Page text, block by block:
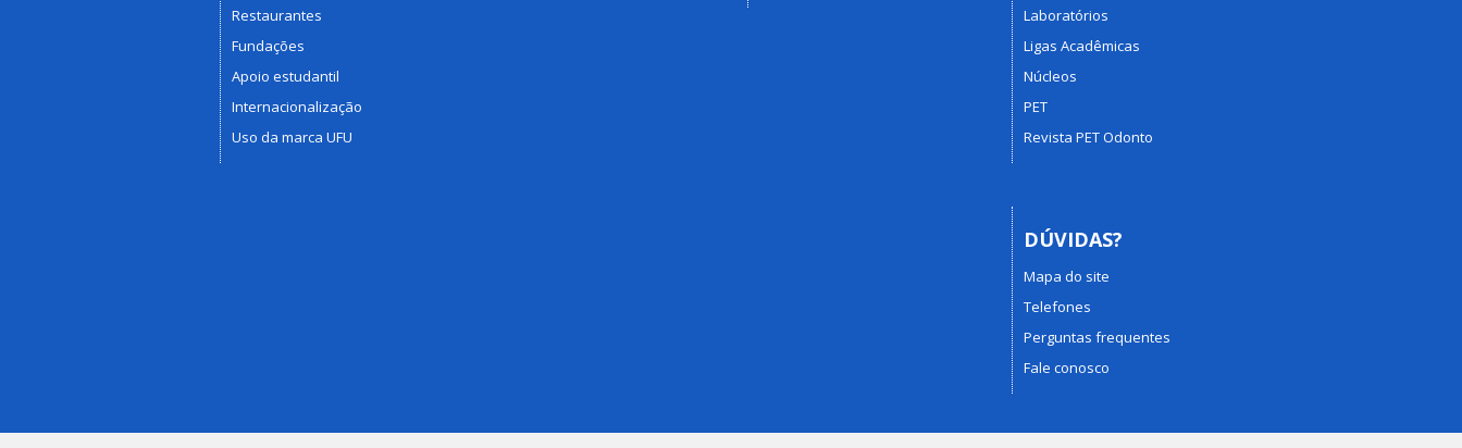
Restaurantes
Fundações
Apoio estudantil
Internacionalização
Uso da marca UFU
Laboratórios
Ligas Acadêmicas
Núcleos
PET
Revista PET Odonto
DÚVIDAS?
Mapa do site
Telefones
Perguntas frequentes
Fale conosco